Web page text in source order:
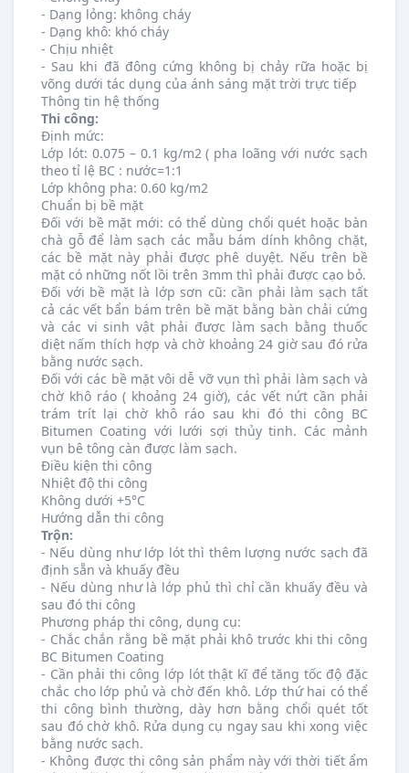
- Dạng lỏng: không cháy
- Dạng khô: khó cháy
- Chịu nhiệt
- Sau khi đã đông cứng không bị chảy rữa hoặc bị
võng dưới tác dụng của ánh sáng mặt trời trực tiếp
Thông tin hệ thống
Thi công:
Định mức:
Lớp lót: 0.075 – 0.1 kg/m2 ( pha loãng với nước sạch
theo tỉ lệ BC : nước=1:1
Lớp không pha: 0.60 kg/m2
Chuẩn bị bề mặt
Đối với bề mặt mới: có thể dùng chổi quét hoặc bàn
chà gỗ để làm sạch các mẫu bám dính không chặt,
các bề mặt này phải được phê duyệt. Nếu trên bề
mặt có những nốt lồi trên 3mm thì phải được cạo bỏ.
Đối với bề mặt là lớp sơn cũ: cần phải làm sạch tất
cả các vết bẩn bám trên bề mặt bằng bàn chải cứng
và các vi sinh vật phải được làm sạch bằng thuốc
diệt nấm thích hợp và chờ khoảng 24 giờ sau đó rửa
bằng nước sạch.
Đối với các bề mặt vôi dễ vỡ vụn thì phải làm sạch và
chờ khô ráo ( khoảng 24 giờ), các vết nứt cần phải
trám trít lại chờ khô ráo sau khi đó thi công BC
Bitumen Coating với lưới sợi thủy tinh. Các mảnh
vụn bê tông càn được làm sạch.
Điều kiện thi công
Nhiệt độ thi công
Không dưới +5°C
Hướng dẫn thi công
Trộn:
- Nếu dùng như lớp lót thì thêm lượng nước sạch đã
định sẵn và khuấy đều
- Nếu dùng như là lớp phủ thì chỉ cần khuấy đều và
sau đó thi công
Phương pháp thi công, dụng cụ:
- Chắc chắn rằng bề mặt phải khô trước khi thi công
BC Bitumen Coating
- Cần phải thi công lớp lót thật kĩ để tăng tốc độ đặc
chắc cho lớp phủ và chờ đến khô. Lớp thứ hai có thể
thi công bình thường, dày hơn bằng chổi quét tốt
sau đó chờ khô. Rửa dụng cụ ngay sau khi xong việc
bằng nước sạch.
- Không được thi công sản phẩm này với thời tiết ẩm